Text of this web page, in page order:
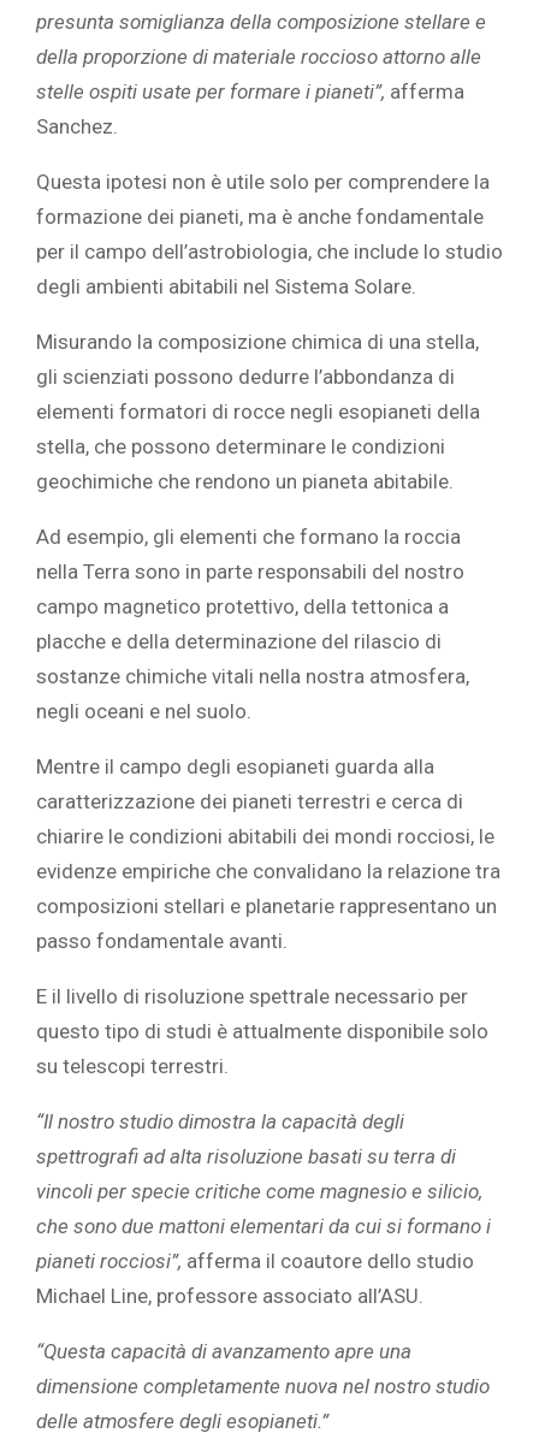
presunta somiglianza della composizione stellare e
della proporzione di materiale roccioso attorno alle
stelle ospiti usate per formare i pianeti”, afferma
Sanchez.
Questa ipotesi non è utile solo per comprendere la
formazione dei pianeti, ma è anche fondamentale
per il campo dell’astrobiologia, che include lo studio
degli ambienti abitabili nel Sistema Solare.
Misurando la composizione chimica di una stella,
gli scienziati possono dedurre l’abbondanza di
elementi formatori di rocce negli esopianeti della
stella, che possono determinare le condizioni
geochimiche che rendono un pianeta abitabile.
Ad esempio, gli elementi che formano la roccia
nella Terra sono in parte responsabili del nostro
campo magnetico protettivo, della tettonica a
placche e della determinazione del rilascio di
sostanze chimiche vitali nella nostra atmosfera,
negli oceani e nel suolo.
Mentre il campo degli esopianeti guarda alla
caratterizzazione dei pianeti terrestri e cerca di
chiarire le condizioni abitabili dei mondi rocciosi, le
evidenze empiriche che convalidano la relazione tra
composizioni stellari e planetarie rappresentano un
passo fondamentale avanti.
E il livello di risoluzione spettrale necessario per
questo tipo di studi è attualmente disponibile solo
su telescopi terrestri.
“Il nostro studio dimostra la capacità degli
spettrografi ad alta risoluzione basati su terra di
vincoli per specie critiche come magnesio e silicio,
che sono due mattoni elementari da cui si formano i
pianeti rocciosi”, afferma il coautore dello studio
Michael Line, professore associato all’ASU.
“Questa capacità di avanzamento apre una
dimensione completamente nuova nel nostro studio
delle atmosfere degli esopianeti.”